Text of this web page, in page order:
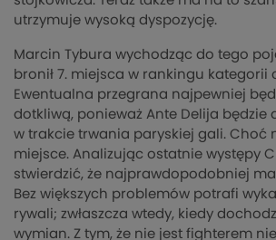
utrzymuje wysoką dyspozycję.
Marcin Tybura wychodząc do tego
bronił 7. miejsca w rankingu kategorii
Ewentualna przegrana najpewniej
dotkliwą, ponieważ Ante Delija będzie
w trakcie trwania paryskiej gali. Choć
miejsce. Analizując ostatnie występy
stwierdzić, że najprawdopodobniej
Bez większych problemów potrafi
rywali; zwłaszcza wtedy, kiedy
wymian. Z tym, że nie jest fighterem